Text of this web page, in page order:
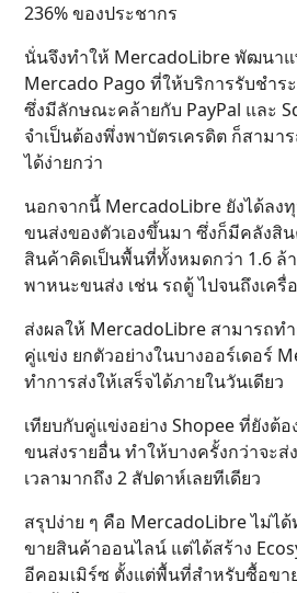
236% ของประชากร
นั่นจึงทำให้ MercadoLibre พัฒนา
Mercado Pago ที่ให้บริการรับชำร
ซึ่งมีลักษณะคล้ายกับ PayPal และ
จำเป็นต้องพึ่งพาบัตรเครดิต ก็สาม
ได้ง่ายกว่า
นอกจากนี้ MercadoLibre ยังได้ลง
ขนส่งของตัวเองขึ้นมา ซึ่งก็มีคลังสิ
สินค้าคิดเป็นพื้นที่ทั้งหมดกว่า 1.6 ล้
พาหนะขนส่ง เช่น รถตู้ ไปจนถึงเครื่
ส่งผลให้ MercadoLibre สามารถท
คู่แข่ง ยกตัวอย่างในบางออร์เดอร์
ทำการส่งให้เสร็จได้ภายในวันเดียว
เทียบกับคู่แข่งอย่าง Shopee ที่ยังต้
ขนส่งรายอื่น ทำให้บางครั้งกว่าจะ
เวลามากถึง 2 สัปดาห์เลยทีเดียว
สรุปง่าย ๆ คือ MercadoLibre ไม่ไ
ขายสินค้าออนไลน์ แต่ได้สร้าง
อีคอมเมิร์ซ ตั้งแต่พื้นที่สำหรับซื้อขา